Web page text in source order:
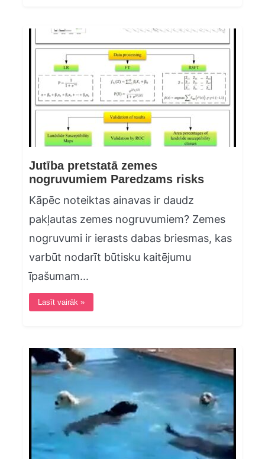
Jutība pretstatā zemes
nogruvumiem Paredzams risks
Kāpēc noteiktas ainavas ir daudz
pakļautas zemes nogruvumiem? Zemes
nogruvumi ir ierasts dabas briesmas, kas
varbūt nodarīt būtisku kaitējumu
īpašumam...
Lasīt vairāk »